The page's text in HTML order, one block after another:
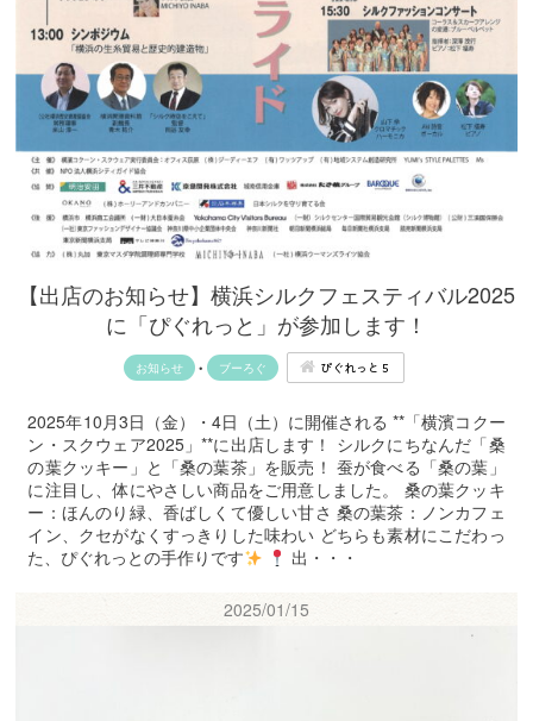
【出店のお知らせ】横浜シルクフェスティバル2025
に「ぴぐれっと」が参加します！
お知らせ • ブーろぐ ぴぐれっと５
2025年10月3日（金）・4日（土）に開催される **「横濱コクー
ン・スクウェア2025」**に出店します！ シルクにちなんだ「桑
の葉クッキー」と「桑の葉茶」を販売！ 蚕が食べる「桑の葉」
に注目し、体にやさしい商品をご用意しました。 桑の葉クッキ
ー：ほんのり緑、香ばしくて優しい甘さ 桑の葉茶：ノンカフェ
イン、クセがなくすっきりした味わい どちらも素材にこだわっ
た、ぴぐれっとの手作りです
出・・・
2025/01/15